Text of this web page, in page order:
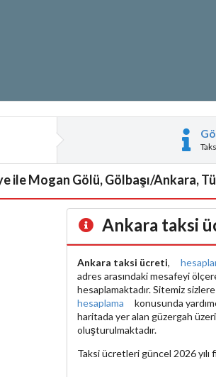
ile Mogan Gölü, Gölbaşı/Ankara,
Ankara taksi
Ankara taksi ücreti,
adres arasındaki mesafeyi
hesaplamaktadır. Sitemiz
hesaplama
konusunda
haritada yer alan güzergah
oluşturulmaktadır.
Taksi ücretleri güncel 2026 yılı